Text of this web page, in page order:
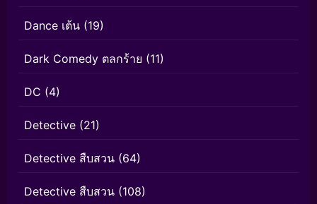
Dance เต้น (19)
Dark Comedy ตลกร้าย (11)
DC (4)
Detective (21)
Detective สืบสวน (64)
Detective สืบสวน (108)